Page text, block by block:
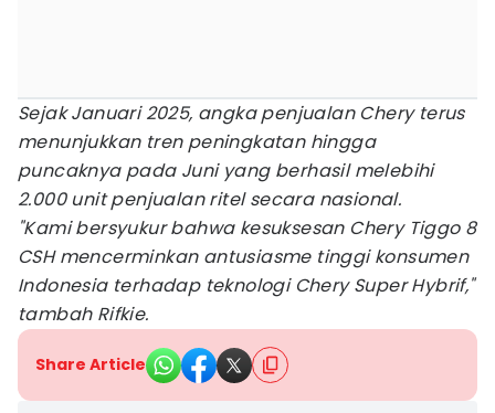
Sejak Januari 2025, angka penjualan Chery terus
menunjukkan tren peningkatan hingga
puncaknya pada Juni yang berhasil melebihi
2.000 unit penjualan ritel secara nasional.
"Kami bersyukur bahwa kesuksesan Chery Tiggo 8
CSH mencerminkan antusiasme tinggi konsumen
Indonesia terhadap teknologi Chery Super Hybrif,"
tambah Rifkie.
Share Article